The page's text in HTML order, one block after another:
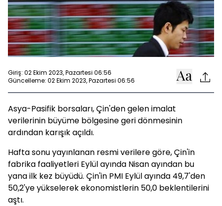
Giriş: 02 Ekim 2023, Pazartesi 06:56
Güncelleme: 02 Ekim 2023, Pazartesi 06:56
Asya-Pasifik borsaları, Çin'den gelen imalat
verilerinin büyüme bölgesine geri dönmesinin
ardından karışık açıldı.
Hafta sonu yayınlanan resmi verilere göre, Çin'in
fabrika faaliyetleri Eylül ayında Nisan ayından bu
yana ilk kez büyüdü. Çin'in PMI Eylül ayında 49,7'den
50,2'ye yükselerek ekonomistlerin 50,0 beklentilerini
aştı.